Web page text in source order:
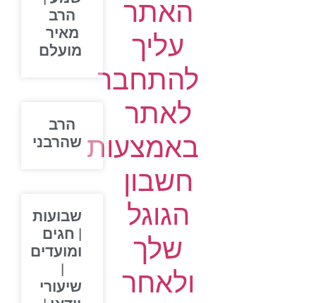
האתר
עליך
להתחבר
לאתר
באמצעות
חשבון
הגוגל
שלך
ולאחר
הרב
מאיר
מועלם
הרב
שהרבני
שבועות
| חגים
ומועדים
שיעורי